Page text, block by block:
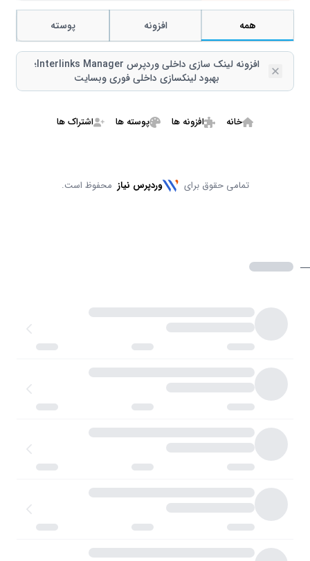
همه افزونه پوسته
Remove
افزونه لینک سازی داخلی وردپرس Interlinks Manager؛
بهبود لینکسازی داخلی فوری وبسایت
خانه افزونه ها پوسته ها اشتراک ها
تمامی حقوق برای وردپرس نیاز محفوظ است.